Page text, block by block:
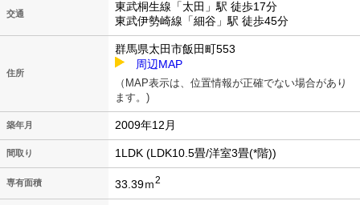
交通
東武桐生線「太田」駅 徒歩17分
東武伊勢崎線「細谷」駅 徒歩45分
住所
群馬県太田市飯田町553
周辺MAP
（MAP表示は、位置情報が正確でない場合があり
ます。)
築年月 2009年12月
間取り 1LDK (LDK10.5畳/洋室3畳(*階))
専有面積 33.39ｍ2